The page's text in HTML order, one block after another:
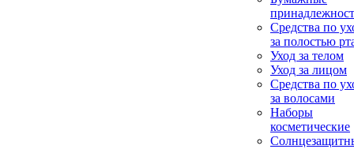
Средства по
за полостью
Уход за телом
Уход за лицом
Средства по
за волосами
Наборы
косметические